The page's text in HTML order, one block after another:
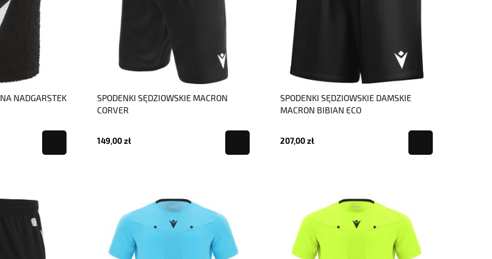
NADGARSTEK
SPODENKI SĘDZIOWSKIE MACRON
CORVER
149,00 zł
SPODENKI SĘDZIOWSKIE DAMSKIE
MACRON BIBIAN ECO
207,00 zł